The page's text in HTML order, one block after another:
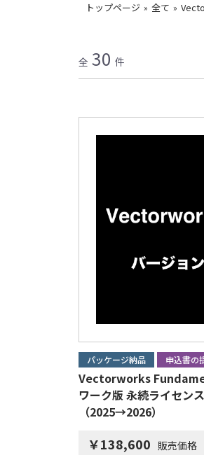
トップページ » 全て »
全 30 件
パッケージ納品 申込書の
Vectorworks
ワーク版 永続ライセン
（2025→2026）
￥138,600 販売価格